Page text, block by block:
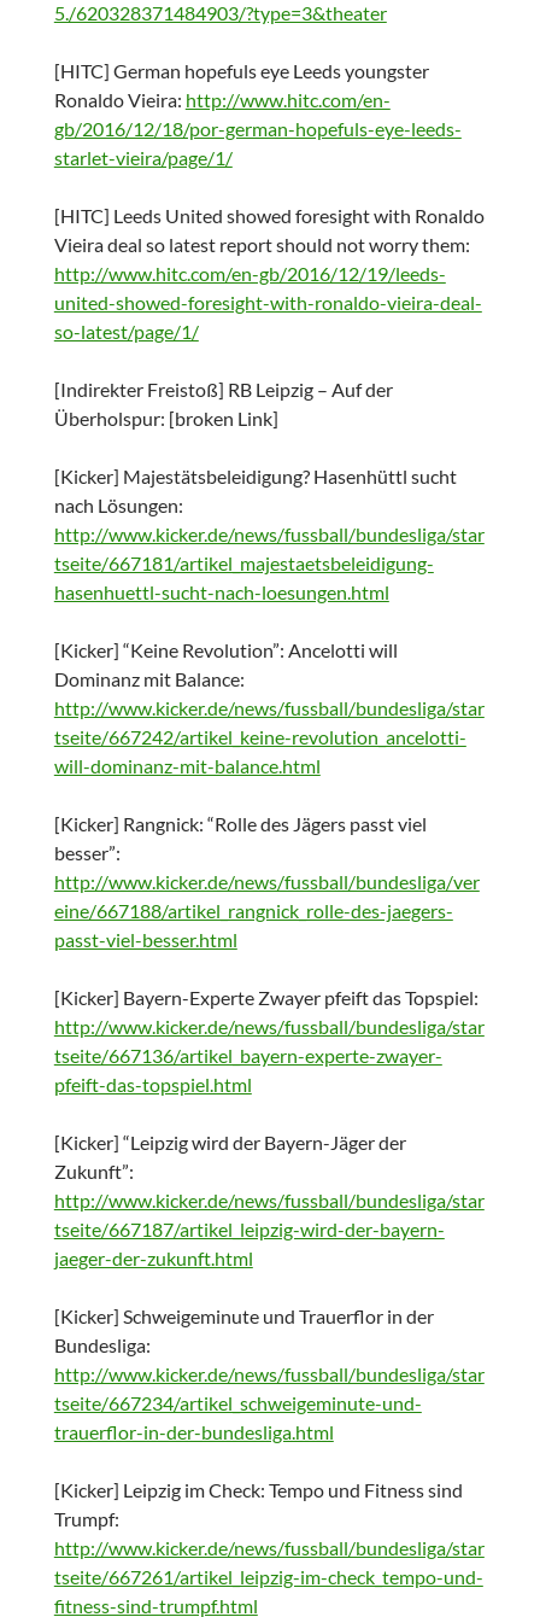
5./620328371484903/?type=3&theater
[HITC] German hopefuls eye Leeds youngster
Ronaldo Vieira: http://www.hitc.com/en-
gb/2016/12/18/por-german-hopefuls-eye-leeds-
starlet-vieira/page/1/
[HITC] Leeds United showed foresight with Ronaldo
Vieira deal so latest report should not worry them:
http://www.hitc.com/en-gb/2016/12/19/leeds-
united-showed-foresight-with-ronaldo-vieira-deal-
so-latest/page/1/
[Indirekter Freistoß] RB Leipzig – Auf der
Überholspur: [broken Link]
[Kicker] Majestätsbeleidigung? Hasenhüttl sucht
nach Lösungen:
http://www.kicker.de/news/fussball/bundesliga/star
tseite/667181/artikel_majestaetsbeleidigung-
hasenhuettl-sucht-nach-loesungen.html
[Kicker] “Keine Revolution”: Ancelotti will
Dominanz mit Balance:
http://www.kicker.de/news/fussball/bundesliga/star
tseite/667242/artikel_keine-revolution_ancelotti-
will-dominanz-mit-balance.html
[Kicker] Rangnick: “Rolle des Jägers passt viel
besser”:
http://www.kicker.de/news/fussball/bundesliga/ver
eine/667188/artikel_rangnick_rolle-des-jaegers-
passt-viel-besser.html
[Kicker] Bayern-Experte Zwayer pfeift das Topspiel:
http://www.kicker.de/news/fussball/bundesliga/star
tseite/667136/artikel_bayern-experte-zwayer-
pfeift-das-topspiel.html
[Kicker] “Leipzig wird der Bayern-Jäger der
Zukunft”:
http://www.kicker.de/news/fussball/bundesliga/star
tseite/667187/artikel_leipzig-wird-der-bayern-
jaeger-der-zukunft.html
[Kicker] Schweigeminute und Trauerflor in der
Bundesliga:
http://www.kicker.de/news/fussball/bundesliga/star
tseite/667234/artikel_schweigeminute-und-
trauerflor-in-der-bundesliga.html
[Kicker] Leipzig im Check: Tempo und Fitness sind
Trumpf:
http://www.kicker.de/news/fussball/bundesliga/star
tseite/667261/artikel_leipzig-im-check_tempo-und-
fitness-sind-trumpf.html